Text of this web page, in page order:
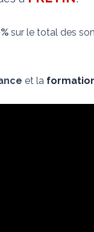
sur le total des
et la